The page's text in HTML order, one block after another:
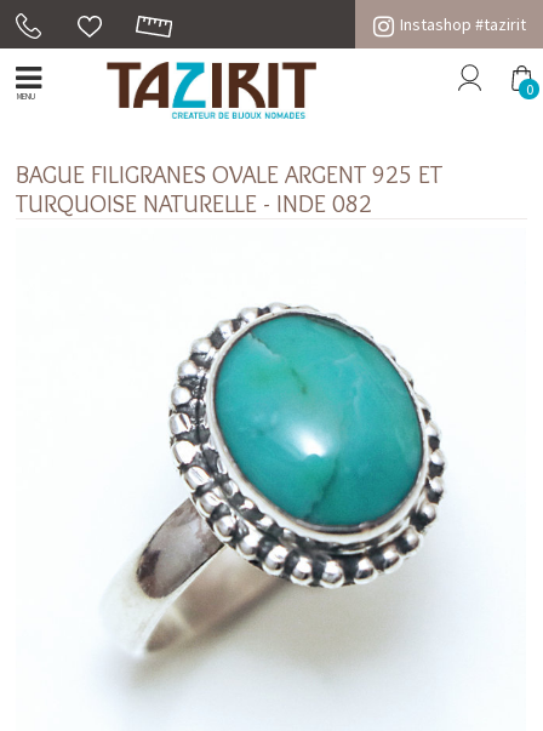
Instashop #tazirit
MENU 0
BAGUE FILIGRANES OVALE ARGENT 925 ET
TURQUOISE NATURELLE - INDE 082